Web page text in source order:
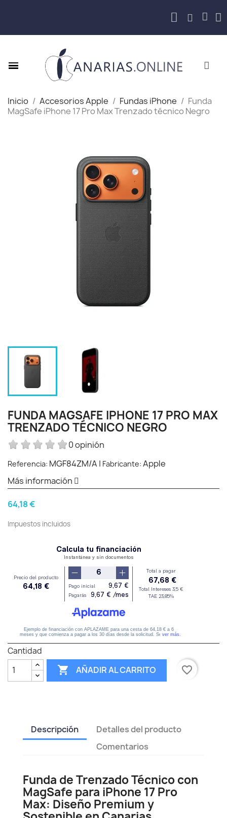
Inicio Accesorios Apple Fundas iPhone
Funda
MagSafe iPhone 17 Pro Max Trenzado técnico Negro
FUNDA MAGSAFE IPHONE 17 PRO MAX
TRENZADO TÉCNICO NEGRO
0 opinión
Referencia: MGF84ZM/A | Fabricante: Apple
Más información
64,18 €
Impuestos incluidos
Cantidad
 AÑADIR AL CARRITO favorite_border
Descripción
Detalles del producto
Comentarios
Funda de Trenzado Técnico con
MagSafe para iPhone 17 Pro
Max: Diseño Premium y